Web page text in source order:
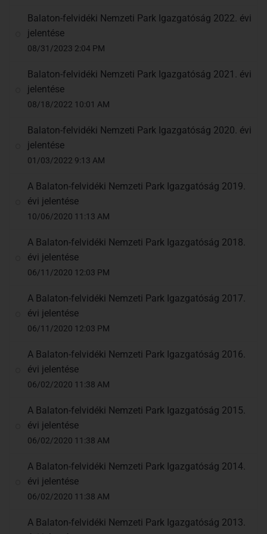
Balaton-felvidéki Nemzeti Park Igazgatóság 2022. évi
jelentése
08/31/2023 2:04 PM
Balaton-felvidéki Nemzeti Park Igazgatóság 2021. évi
jelentése
08/18/2022 10:01 AM
Balaton-felvidéki Nemzeti Park Igazgatóság 2020. évi
jelentése
01/03/2022 9:13 AM
A Balaton-felvidéki Nemzeti Park Igazgatóság 2019.
évi jelentése
10/06/2020 11:13 AM
A Balaton-felvidéki Nemzeti Park Igazgatóság 2018.
évi jelentése
06/11/2020 12:03 PM
A Balaton-felvidéki Nemzeti Park Igazgatóság 2017.
évi jelentése
06/11/2020 12:03 PM
A Balaton-felvidéki Nemzeti Park Igazgatóság 2016.
évi jelentése
06/02/2020 11:38 AM
A Balaton-felvidéki Nemzeti Park Igazgatóság 2015.
évi jelentése
06/02/2020 11:38 AM
A Balaton-felvidéki Nemzeti Park Igazgatóság 2014.
évi jelentése
06/02/2020 11:38 AM
A Balaton-felvidéki Nemzeti Park Igazgatóság 2013.